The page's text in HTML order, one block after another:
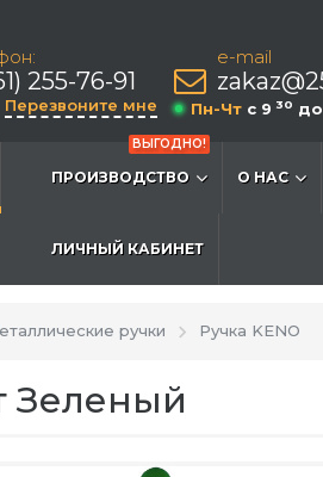
255-76-91
Перезвоните мне
e-mail
Пн-Чт c 9 30 до
ВЫГОДНО!
ПРОИЗВОДСТВО О НАС
ЛИЧНЫЙ КАБИНЕТ
ручки Ручка KENO
Зеленый